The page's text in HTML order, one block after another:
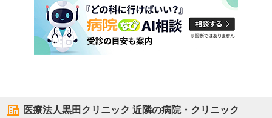
医療法人黒田クリニック 近隣の病院・クリニック